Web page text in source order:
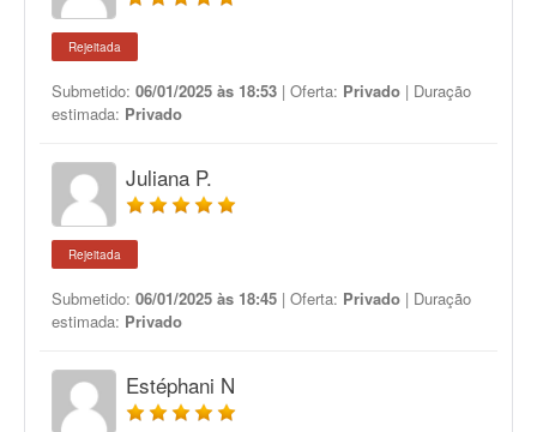
Rejeitada
Submetido: 06/01/2025 às 18:53 | Oferta: Privado | Duração
estimada: Privado
Juliana P.
Rejeitada
Submetido: 06/01/2025 às 18:45 | Oferta: Privado | Duração
estimada: Privado
Estéphani N